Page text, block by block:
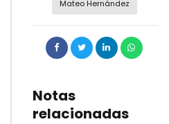
Mateo Hernández
Notas
relacionadas